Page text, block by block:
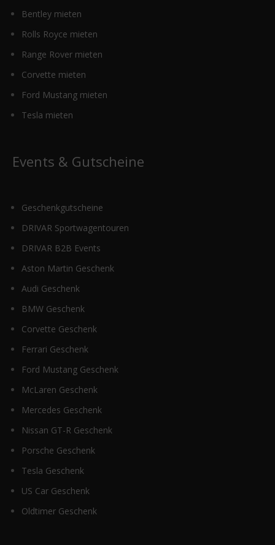
Bentley mieten
Rolls Royce mieten
Range Rover mieten
Corvette mieten
Ford Mustang mieten
Tesla mieten
Events & Gutscheine
Geschenkgutscheine
DRIVAR Sportwagentouren
DRIVAR B2B Events
Aston Martin Geschenk
Audi Geschenk
BMW Geschenk
Corvette Geschenk
Ferrari Geschenk
Ford Mustang Geschenk
McLaren Geschenk
Mercedes Geschenk
Nissan GT-R Geschenk
Porsche Geschenk
Tesla Geschenk
US Car Geschenk
Oldtimer Geschenk